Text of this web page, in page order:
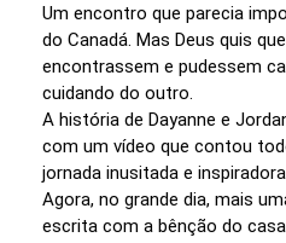
Um encontro que parecia
do Canadá. Mas Deus quis
encontrassem e pudessem
cuidando do outro.
A história de Dayanne e
com um vídeo que contou
jornada inusitada e
Agora, no grande dia, mais
escrita com a bênção do